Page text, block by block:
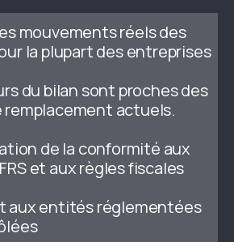
mouvements réels des
la plupart des entreprises
du bilan sont proches des
remplacement actuels.
de la conformité aux
et aux règles fiscales
aux entités réglementées